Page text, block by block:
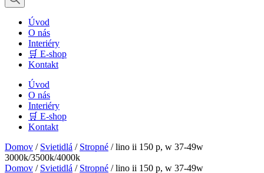
Úvod
O nás
Interiéry
🛒 E-shop
Kontakt
Úvod
O nás
Interiéry
🛒 E-shop
Kontakt
Domov / Svietidlá / Stropné / lino ii 150 p, w 37-49w
3000k/3500k/4000k
Domov / Svietidlá / Stropné / lino ii 150 p, w 37-49w